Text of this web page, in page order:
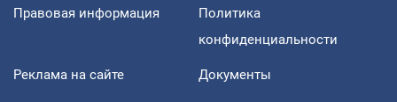
Правовая информация
Политика
конфиденциальности
Реклама на сайте Документы